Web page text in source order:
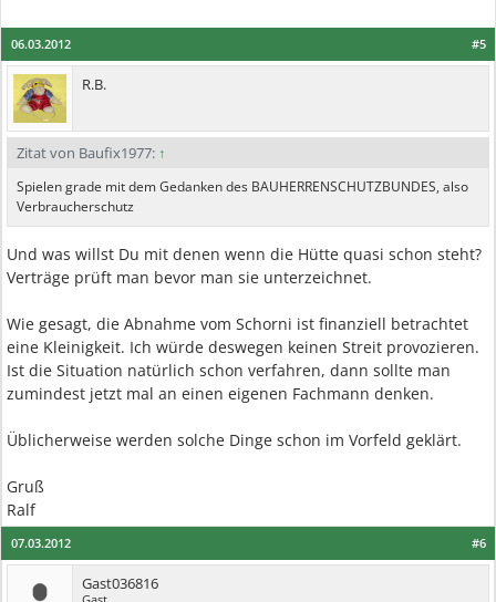
#5
06.03.2012
R.B.
Zitat von Baufix1977: ↑
Spielen grade mit dem Gedanken des BAUHERRENSCHUTZBUNDES, also
Verbraucherschutz
Und was willst Du mit denen wenn die Hütte quasi schon steht?
Verträge prüft man bevor man sie unterzeichnet.
Wie gesagt, die Abnahme vom Schorni ist finanziell betrachtet
eine Kleinigkeit. Ich würde deswegen keinen Streit provozieren.
Ist die Situation natürlich schon verfahren, dann sollte man
zumindest jetzt mal an einen eigenen Fachmann denken.
Üblicherweise werden solche Dinge schon im Vorfeld geklärt.
Gruß
Ralf
#6
07.03.2012
Gast036816